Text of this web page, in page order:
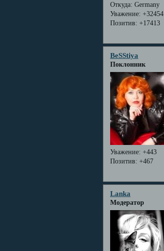
Откуда: Germany
Уважение: +32454
Позитив: +17413
BeSStiya
Поклонник
Уважение: +443
Позитив: +467
Lanka
Модератор